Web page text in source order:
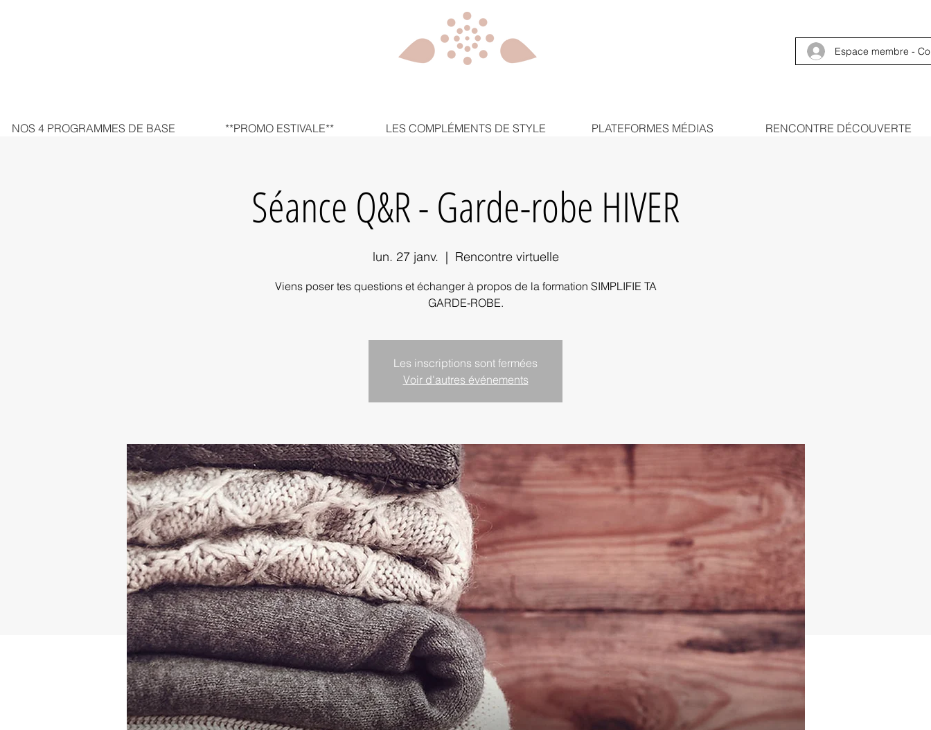
Espace membre -
NOS 4 PROGRAMMES DE BASE **PROMO ESTIVALE** LES COMPLÉMENTS DE STYLE PLATEFORMES MÉDIAS RENCONTRE DÉCOUVERTE
Séance Q&R - Garde-robe HIVER
lun. 27 janv.
  |
Rencontre virtuelle
Viens poser tes questions et échanger à propos de la formation SIMPLIFIE TA
GARDE-ROBE.
Les inscriptions sont fermées
Voir d'autres événements